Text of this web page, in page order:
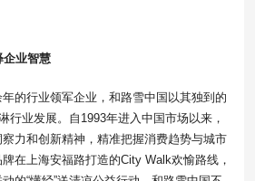
企业智慧
的行业领军企业，和路雪中国以其独到的
行业发展。自1993年进入中国市场以来，
力和创新精神，精准把握消费趋势与城市
在上海安福路打造的City Walk欢愉路线，